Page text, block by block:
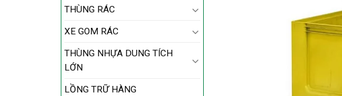
THÙNG RÁC
XE GOM RÁC
THÙNG NHỰA DUNG TÍCH
LỚN
LỒNG TRỮ HÀNG